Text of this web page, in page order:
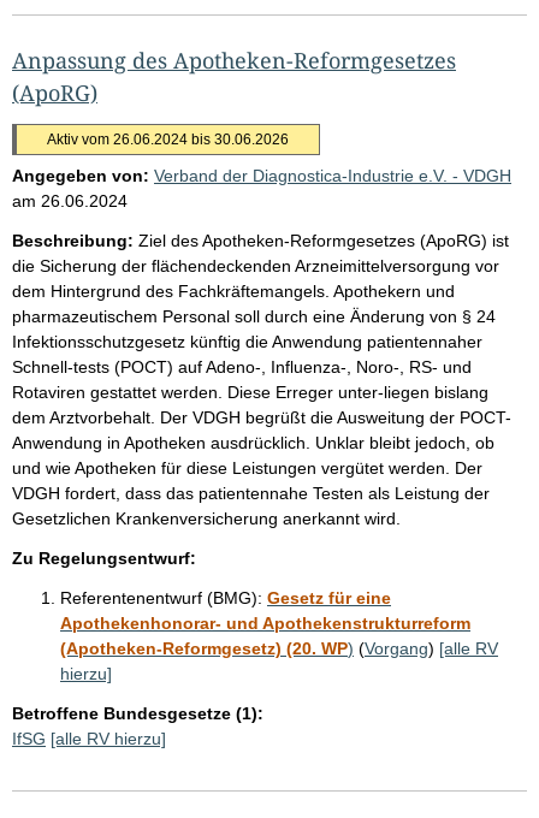
Anpassung des Apotheken-Reformgesetzes
(ApoRG)
Aktiv vom 26.06.2024 bis 30.06.2026
Angegeben von: Verband der Diagnostica-Industrie e.V. - VDGH
am 26.06.2024
Beschreibung: Ziel des Apotheken-Reformgesetzes (ApoRG) ist
die Sicherung der flächendeckenden Arzneimittelversorgung vor
dem Hintergrund des Fachkräftemangels. Apothekern und
pharmazeutischem Personal soll durch eine Änderung von § 24
Infektionsschutzgesetz künftig die Anwendung patientennaher
Schnell-tests (POCT) auf Adeno-, Influenza-, Noro-, RS- und
Rotaviren gestattet werden. Diese Erreger unter-liegen bislang
dem Arztvorbehalt. Der VDGH begrüßt die Ausweitung der POCT-
Anwendung in Apotheken ausdrücklich. Unklar bleibt jedoch, ob
und wie Apotheken für diese Leistungen vergütet werden. Der
VDGH fordert, dass das patientennahe Testen als Leistung der
Gesetzlichen Krankenversicherung anerkannt wird.
Zu Regelungsentwurf:
Referentenentwurf (BMG): Gesetz für eine
Apothekenhonorar- und Apothekenstrukturreform
(Apotheken-Reformgesetz) (20. WP) (Vorgang) [alle RV
hierzu]
Betroffene Bundesgesetze (1):
IfSG [alle RV hierzu]